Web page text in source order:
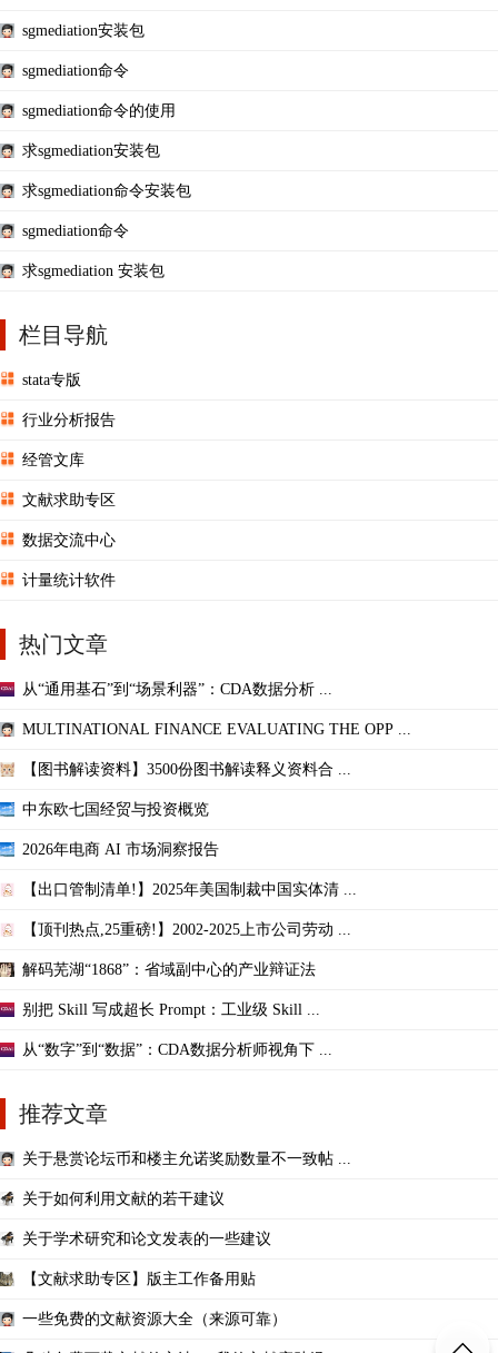
sgmediation安装包
sgmediation命令
sgmediation命令的使用
求sgmediation安装包
求sgmediation命令安装包
sgmediation命令
求sgmediation 安装包
栏目导航
stata专版
行业分析报告
经管文库
文献求助专区
数据交流中心
计量统计软件
热门文章
从“通用基石”到“场景利器”：CDA数据分析 ...
MULTINATIONAL FINANCE EVALUATING THE OPP ...
【图书解读资料】3500份图书解读释义资料合 ...
中东欧七国经贸与投资概览
2026年电商 AI 市场洞察报告
【出口管制清单!】2025年美国制裁中国实体清 ...
【顶刊热点,25重磅!】2002-2025上市公司劳动 ...
解码芜湖“1868”：省域副中心的产业辩证法
别把 Skill 写成超长 Prompt：工业级 Skill ...
从“数字”到“数据”：CDA数据分析师视角下 ...
推荐文章
关于悬赏论坛币和楼主允诺奖励数量不一致帖 ...
关于如何利用文献的若干建议
关于学术研究和论文发表的一些建议
【文献求助专区】版主工作备用贴
一些免费的文献资源大全（来源可靠）